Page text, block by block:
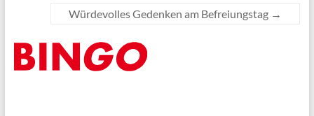
Würdevolles Gedenken am Befreiungstag →